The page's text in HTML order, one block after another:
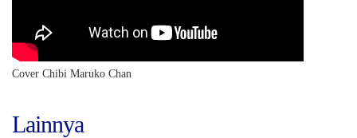
Cover Chibi Maruko Chan
Lainnya